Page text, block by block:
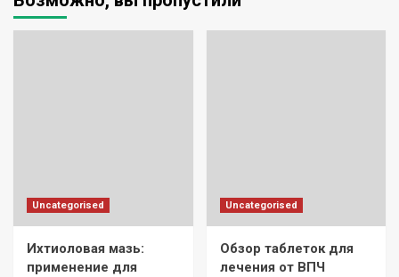
Uncategorised
Ихтиоловая мазь:
применение для
Uncategorised
Обзор таблеток для
лечения от ВПЧ